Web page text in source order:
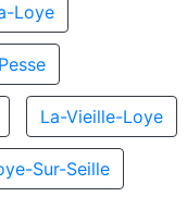
Loye
La-Vieille-Loye
Sur-Seille